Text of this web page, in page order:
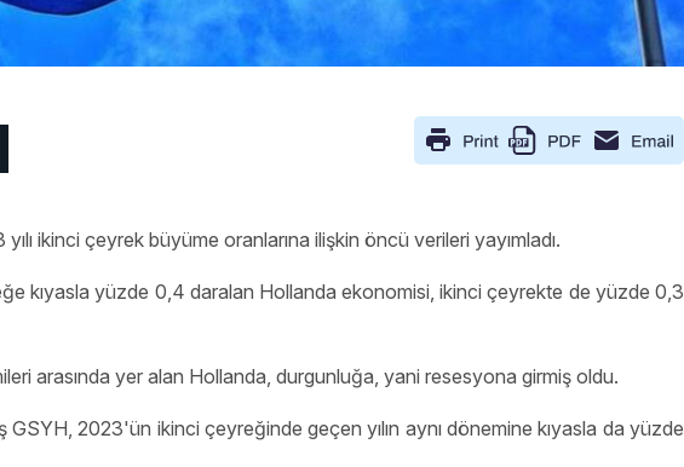
ikinci çeyrek büyüme oranlarına ilişkin öncü verileri yayımladı.
kıyasla yüzde 0,4 daralan Hollanda ekonomisi, ikinci çeyrekte de yüzde 0,3
arasında yer alan Hollanda, durgunluğa, yani resesyona girmiş oldu.
GSYH, 2023'ün ikinci çeyreğinde geçen yılın aynı dönemine kıyasla da yüzde